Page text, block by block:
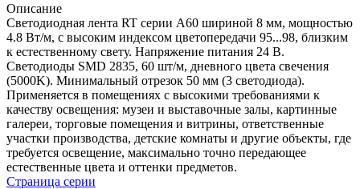
Описание
Светодиодная лента RT серии A60 шириной 8 мм, мощностью
4.8 Вт/м, с высоким индексом цветопередачи 95...98, близким
к естественному свету. Напряжение питания 24 В.
Светодиоды SMD 2835, 60 шт/м, дневного цвета свечения
(5000K). Минимальный отрезок 50 мм (3 светодиода).
Применяется в помещениях с высокими требованиями к
качеству освещения: музеи и выставочные залы, картинные
галереи, торговые помещения и витрины, ответственные
участки производства, детские комнаты и другие объекты, где
требуется освещение, максимально точно передающее
естественные цвета и оттенки предметов.
Страница серии